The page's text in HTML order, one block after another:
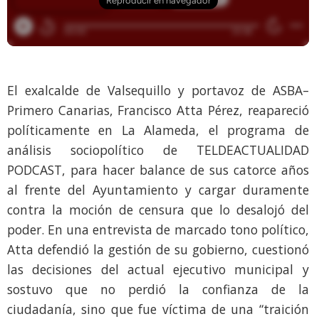
El exalcalde de Valsequillo y portavoz de ASBA–
Primero Canarias, Francisco Atta Pérez, reapareció
políticamente en La Alameda, el programa de
análisis sociopolítico de TELDEACTUALIDAD
PODCAST, para hacer balance de sus catorce años
al frente del Ayuntamiento y cargar duramente
contra la moción de censura que lo desalojó del
poder. En una entrevista de marcado tono político,
Atta defendió la gestión de su gobierno, cuestionó
las decisiones del actual ejecutivo municipal y
sostuvo que no perdió la confianza de la
ciudadanía, sino que fue víctima de una “traición